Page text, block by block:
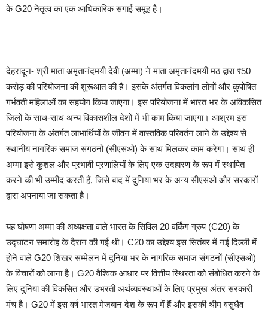
के G20 नेतृत्व का एक आधिकारिक सगाई समूह है।
देहरादून- श्री माता अमृतानंदमयी देवी (अम्मा) ने माता अमृतानंदमयी मठ द्वारा ₹50
करोड़ की परियोजना की शुरूआत की है। इसके अंतर्गत विकलांग लोगों और कुपोषित
गर्भवती महिलाओं का सहयोग किया जाएगा। इस परियोजना में भारत भर के अविकसित
जिलों के साथ-साथ अन्य विकासशील देशों में भी काम किया जाएगा। आश्रम इस
परियोजना के अंतर्गत लाभार्थियों के जीवन में वास्तविक परिवर्तन लाने के उद्देश्य से
स्थानीय नागरिक समाज संगठनों (सीएसओ) के साथ मिलकर काम करेगा। साथ ही
अम्मा इसे कुशल और प्रभावी प्रणालियों के लिए एक उदहारण के रूप में स्थापित
करने की भी उम्मीद करती हैं, जिसे बाद में दुनिया भर के अन्य सीएसओ और सरकारों
द्वारा अपनाया जा सकता है।
यह घोषणा अम्मा की अध्यक्षता वाले भारत के सिविल 20 वर्किंग ग्रुप (C20) के
उद्घाटन समारोह के दैरान की गई थी। C20 का उद्देश्य इस सितंबर में नई दिल्ली में
होने वाले G20 शिखर सम्मेलन में दुनिया भर के नागरिक समाज संगठनों (सीएसओ)
के विचारों को लाना है। G20 वैश्विक आधार पर वित्तीय स्थिरता को संबोधित करने के
लिए दुनिया की विकसित और उभरती अर्थव्यवस्थाओं के लिए प्रमुख अंतर सरकारी
मंच है। G20 में इस वर्ष भारत मेजबान देश के रूप में हैं और इसकी थीम वसुधैव